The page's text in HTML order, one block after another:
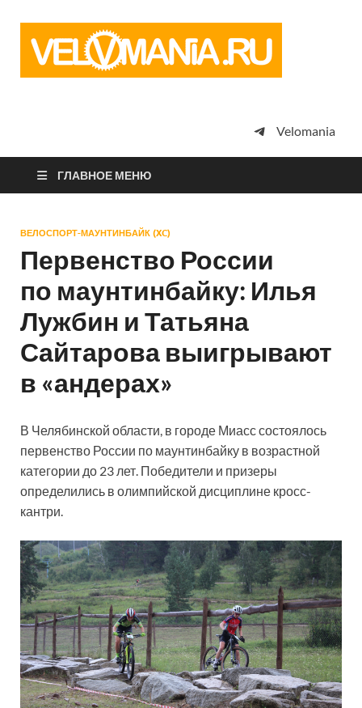
просто
Velomania
ГЛАВНОЕ МЕНЮ
ВЕЛОСПОРТ-МАУНТИНБАЙК (XC)
Первенство России
по маунтинбайку: Илья
Лужбин и Татьяна
Сайтарова выигрывают
в «андерах»
В Челябинской области, в городе Миасс состоялось
первенство России по маунтинбайку в возрастной
категории до 23 лет. Победители и призеры
определились в олимпийской дисциплине кросс-
кантри.